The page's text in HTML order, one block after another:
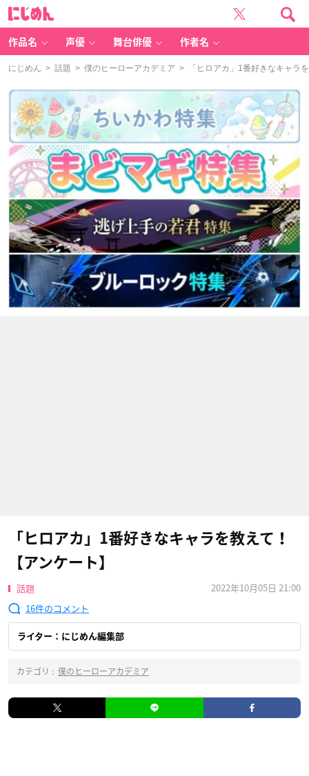
作品名 声優 舞台俳優 作者名
にじめん > 話題 > 僕のヒーローアカデミア > 「ヒロアカ」1番好きなキャラ
「ヒロアカ」1番好きなキャラを教えて！
【アンケート】
話題
2022年10月05日 21:00
16
ライター：にじめん編集部
カテゴリ : 僕のヒーローアカデミア